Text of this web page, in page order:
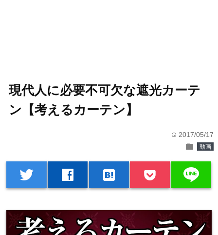
現代人に必要不可欠な遮光カーテ
ン【考えるカーテン】
time 2017/05/17
folder 動画
twitter facebook hatenabookmark line